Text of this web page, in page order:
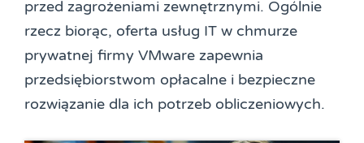
przed zagrożeniami zewnętrznymi. Ogólnie
rzecz biorąc, oferta usług IT w chmurze
prywatnej firmy VMware zapewnia
przedsiębiorstwom opłacalne i bezpieczne
rozwiązanie dla ich potrzeb obliczeniowych.